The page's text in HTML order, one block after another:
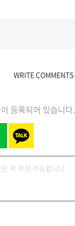
WRITE COMMENTS
등록되어 있습니다.